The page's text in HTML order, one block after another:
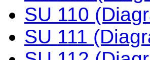
SU 110
SU 111